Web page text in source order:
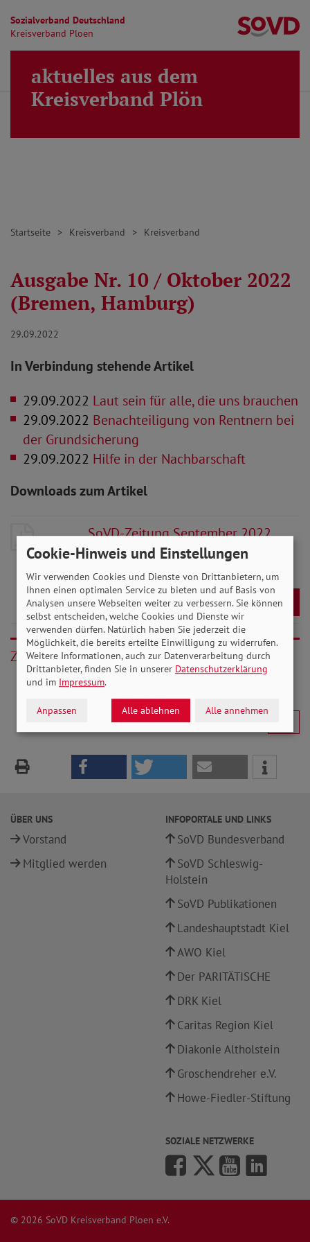
Sozialverband Deutschland
Kreisverband Ploen
Direkt zu den Inhalten springen
MENÜ
aktuelles aus dem
Kreisverband Plön
Startseite Kreisverband Kreisverband
Ausgabe Nr. 10 / Oktober 2022
(Bremen, Hamburg)
29.09.2022
In Verbindung stehende Artikel
29.09.2022 Laut sein für alle, die uns brauchen
29.09.2022 Benachteiligung von Rentnern bei
der Grundsicherung
29.09.2022 Hilfe in der Nachbarschaft
Downloads zum Artikel
SoVD-Zeitung September 2022
(Ausgabe Bremen / Hamburg)
MB
Download
Zurück
ÜBER UNS
Vorstand
Mitglied werden
INFOPORTALE UND LINKS
SoVD Bundesverband
SoVD Schleswig-
Holstein
SoVD Publikationen
Landeshauptstadt Kiel
AWO Kiel
Der PARITÄTISCHE
DRK Kiel
Caritas Region Kiel
Diakonie Altholstein
Groschendreher e.V.
Howe-Fiedler-Stiftung
SOZIALE NETZWERKE
© 2026 SoVD Kreisverband Ploen e.V.
Cookie-Hinweis und Einstellungen
Wir verwenden Cookies und Dienste von Drittanbietern, um
Ihnen einen optimalen Service zu bieten und auf Basis von
Analysen unsere Webseiten weiter zu verbessern. Sie können
selbst entscheiden, welche Cookies und Dienste wir
verwenden dürfen. Natürlich haben Sie jederzeit die
Möglichkeit, die bereits erteilte Einwilligung zu widerrufen.
Weitere Informationen, auch zur Datenverarbeitung durch
Drittanbieter, finden Sie in unserer Datenschutzerklärung
und im Impressum.
Anpassen Alle ablehnen Alle annehmen